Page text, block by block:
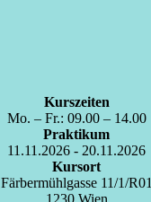
Kurszeiten
Mo. – Fr.: 09.00 – 14.00
Praktikum
11.11.2026 - 20.11.2026
Kursort
Färbermühlgasse 11/1/R01